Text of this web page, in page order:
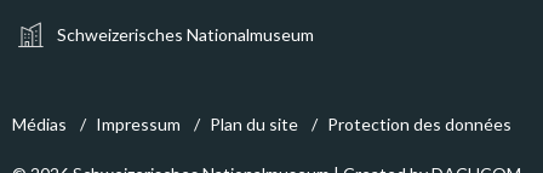
Schweizerisches Nationalmuseum
Médias Impressum Plan du site Protection des données